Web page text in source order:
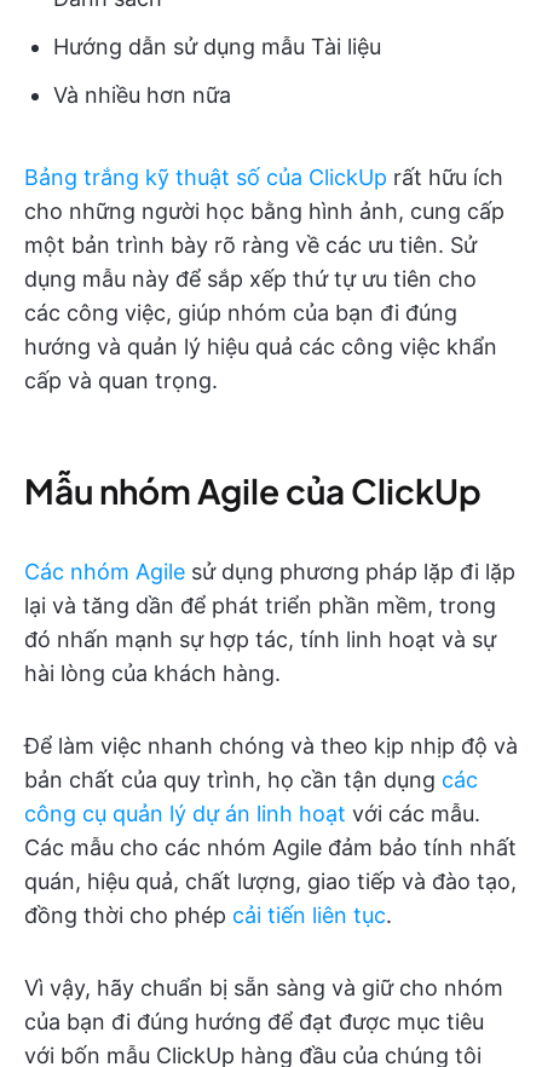
Hướng dẫn sử dụng mẫu Tài liệu
Và nhiều hơn nữa
Bảng trắng kỹ thuật số của ClickUp rất hữu ích
cho những người học bằng hình ảnh, cung cấp
một bản trình bày rõ ràng về các ưu tiên. Sử
dụng mẫu này để sắp xếp thứ tự ưu tiên cho
các công việc, giúp nhóm của bạn đi đúng
hướng và quản lý hiệu quả các công việc khẩn
cấp và quan trọng.
Mẫu nhóm Agile của ClickUp
Các nhóm Agile sử dụng phương pháp lặp đi lặp
lại và tăng dần để phát triển phần mềm, trong
đó nhấn mạnh sự hợp tác, tính linh hoạt và sự
hài lòng của khách hàng.
Để làm việc nhanh chóng và theo kịp nhịp độ và
bản chất của quy trình, họ cần tận dụng các
công cụ quản lý dự án linh hoạt với các mẫu.
Các mẫu cho các nhóm Agile đảm bảo tính nhất
quán, hiệu quả, chất lượng, giao tiếp và đào tạo,
đồng thời cho phép cải tiến liên tục.
Vì vậy, hãy chuẩn bị sẵn sàng và giữ cho nhóm
của bạn đi đúng hướng để đạt được mục tiêu
với bốn mẫu ClickUp hàng đầu của chúng tôi